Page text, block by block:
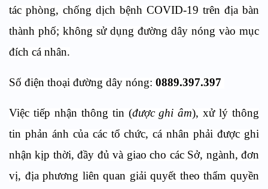
tác phòng, chống dịch bệnh COVID-19 trên địa bàn
thành phố; không sử dụng đường dây nóng vào mục
đích cá nhân.
Số điện thoại đường dây nóng: 0889.397.397
Việc tiếp nhận thông tin (được ghi âm), xử lý thông
tin phản ánh của các tổ chức, cá nhân phải được ghi
nhận kịp thời, đầy đủ và giao cho các Sở, ngành, đơn
vị, địa phương liên quan giải quyết theo thẩm quyền